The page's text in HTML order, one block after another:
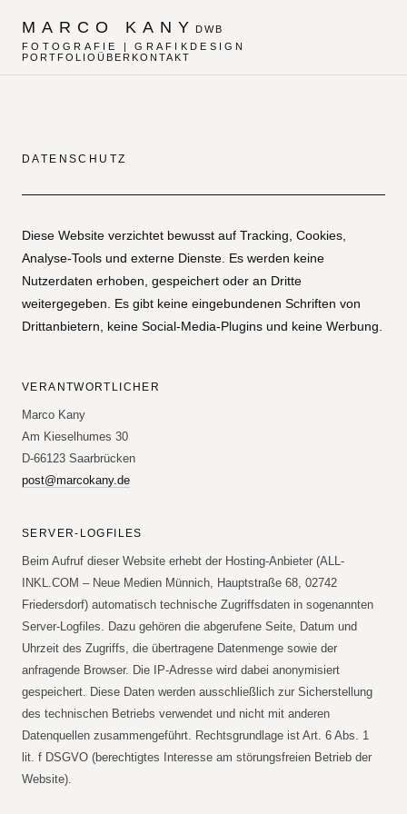
MARCO KANY
DWB
FOTOGRAFIE | GRAFIKDESIGN
PORTFOLIOÜBER KONTAKT
DATENSCHUTZ
Diese Website verzichtet bewusst auf Tracking, Cookies,
Analyse-Tools und externe Dienste. Es werden keine
Nutzerdaten erhoben, gespeichert oder an Dritte
weitergegeben. Es gibt keine eingebundenen Schriften von
Drittanbietern, keine Social-Media-Plugins und keine Werbung.
VERANTWORTLICHER
Marco Kany
Am Kieselhumes 30
D-66123 Saarbrücken
post@marcokany.de
SERVER-LOGFILES
Beim Aufruf dieser Website erhebt der Hosting-Anbieter (ALL-
INKL.COM – Neue Medien Münnich, Hauptstraße 68, 02742
Friedersdorf) automatisch technische Zugriffsdaten in sogenannten
Server-Logfiles. Dazu gehören die abgerufene Seite, Datum und
Uhrzeit des Zugriffs, die übertragene Datenmenge sowie der
anfragende Browser. Die IP-Adresse wird dabei anonymisiert
gespeichert. Diese Daten werden ausschließlich zur Sicherstellung
des technischen Betriebs verwendet und nicht mit anderen
Datenquellen zusammengeführt. Rechtsgrundlage ist Art. 6 Abs. 1
lit. f DSGVO (berechtigtes Interesse am störungsfreien Betrieb der
Website).